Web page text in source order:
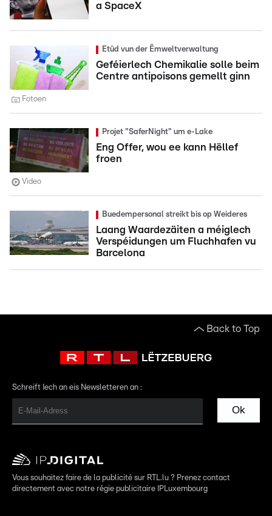
a SpaceX
Etüd vun der Ëmweltverwaltung
Geféierlech Chemikalie solle beim
Centre antipoisons gemellt ginn
Fotoen
Projet "SaferNight" um e-Lake
Eng Offer, wou ee kann Hëllef
froen
Video
Buedempersonal streikt bis op Weideres
Laang Waardezäiten a méiglech
Verspéidungen um Fluchhafen vu
Barcelona
Back to Top
Schreift Iech an eis Newsletteren an :
Ok
Vous souhaitez faire de la publicité sur RTL.lu ? Prenez contact
directement avec notre régie publicitaire IPLuxembourg